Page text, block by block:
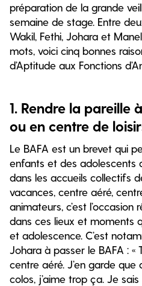
préparation de la grande
semaine de stage. Entre
Wakil, Fethi, Johara et
mots, voici cinq bonnes
d’Aptitude aux Fonctions
1. Rendre la pareille
ou en centre de
Le BAFA est un brevet qui
enfants et des adolescents
dans les accueils collectifs
vacances, centre aéré,
animateurs, c’est
dans ces lieux et moments
et adolescence. C’est
Johara à passer le BAFA : «
centre aéré. J’en garde que
colos, j’aime trop ça. Je